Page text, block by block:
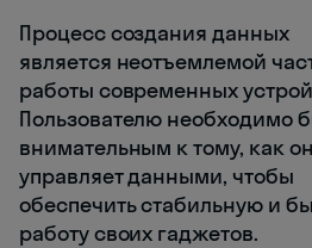
Процесс создания данных
является неотъемлемой
работы современных
Пользователю необходимо
внимательным к тому, как он
управляет данными, чтобы
обеспечить стабильную и
работу своих гаджетов.